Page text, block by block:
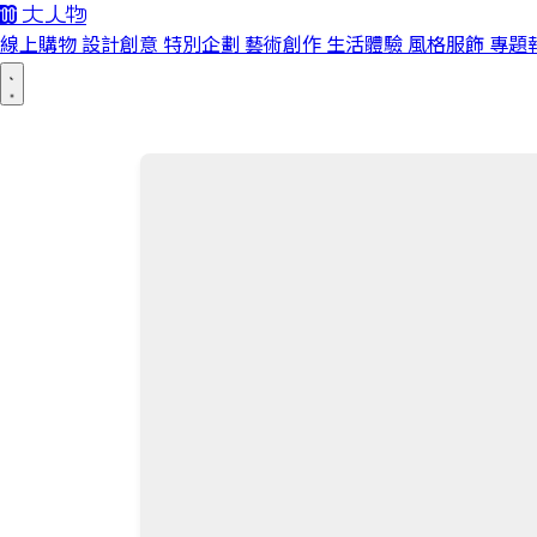
線上購物 設計創意 特別企劃 藝術創作 生活體驗 風格服飾 專題